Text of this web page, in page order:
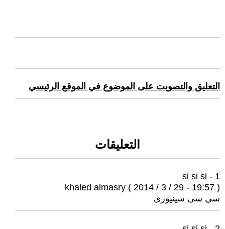
التعليق والتصويت على الموضوع في الموقع الرئيسي
التعليقات
1 - si si si
khaled almasry ( 2014 / 3 / 29 - 19:57 )
سي سى سينيورى